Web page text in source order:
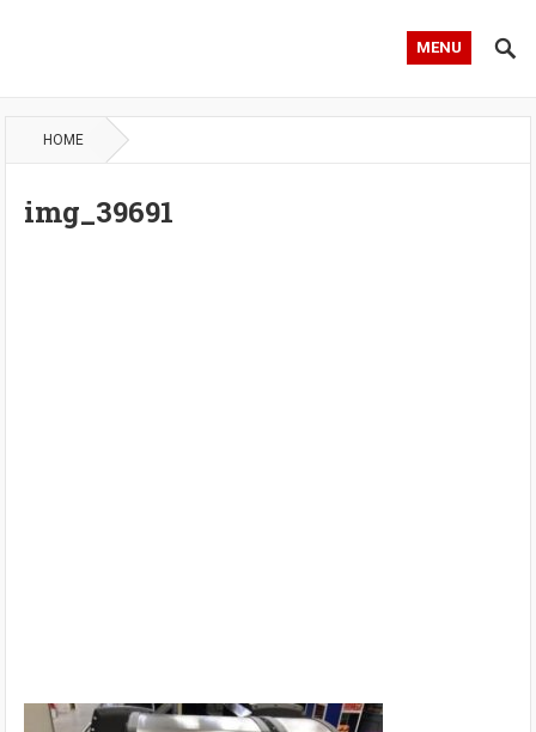
MENU
HOME
img_39691